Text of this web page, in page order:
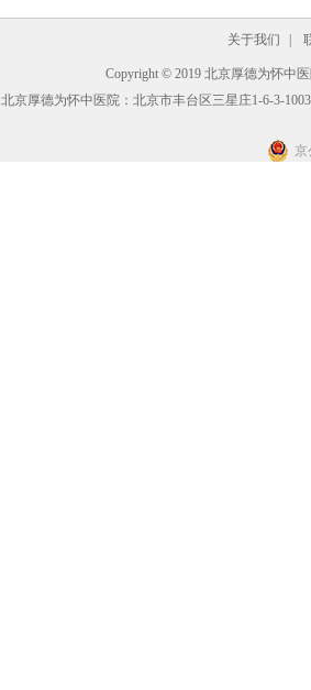
关于我们
Copyright © 2019 北京厚德为怀中
北京厚德为怀中医院：北京市丰台区三星庄1-6-3-1003
京